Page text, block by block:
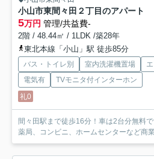
小山市東間々田２丁目のアパート
5万円 管理/共益費-
2階 / 48.44㎡ / 1LDK /築28年
東北本線「小山」駅 徒歩85分
バス・トイレ別 室内洗濯機置場
電気有
TVモニタ付インターホン
礼0
間々田駅まで徒歩16分！車は2台分無料
薬局、コンビニ、ホームセンターなど商